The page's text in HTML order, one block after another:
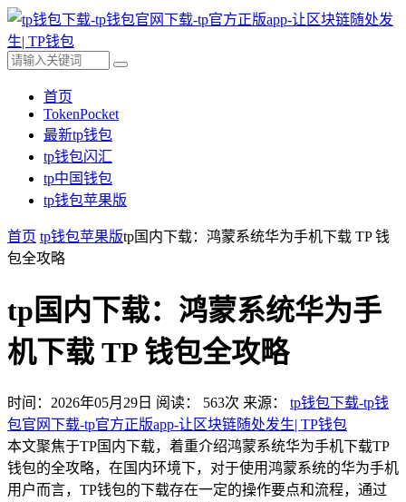
首页
TokenPocket
最新tp钱包
tp钱包闪汇
tp中国钱包
tp钱包苹果版
首页 tp钱包苹果版tp国内下载：鸿蒙系统华为手机下载 TP 钱
包全攻略
tp国内下载：鸿蒙系统华为手
机下载 TP 钱包全攻略
时间：2026年05月29日 阅读： 563次 来源： tp钱包下载-tp钱
包官网下载-tp官方正版app-让区块链随处发生| TP钱包
本文聚焦于TP国内下载，着重介绍鸿蒙系统华为手机下载TP
钱包的全攻略，在国内环境下，对于使用鸿蒙系统的华为手机
用户而言，TP钱包的下载存在一定的操作要点和流程，通过